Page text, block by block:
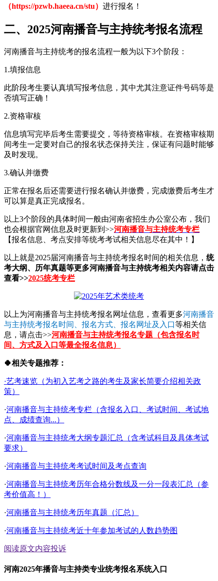
（https://pzwb.haeea.cn/stu） 进行报名！
二、2025河南播音与主持统考报名流程
河南播音与主持统考的报名流程一般为以下3个阶段：
1.填报信息
此阶段考生要认真填写报考信息，其中尤其注意证件号码等是
否填写正确！
2.资格审核
信息填写完毕后考生需要提交，等待资格审核。在资格审核期
间考生一定要对自己的报名状态保持关注，保证有问题时能够
及时发现。
3.确认并缴费
正常在报名后还需要进行报名确认并缴费，完成缴费后考生才
可以算是真正完成报名。
以上3个阶段的具体时间一般由河南省招生办公室公布，我们
也会根据官网信息及时更新到>>河南播音与主持统考专栏
【报名信息、考点安排等统考考试相关信息尽在其中！】
以上就是2025届河南播音与主持统考报名时间的相关信息， 统
考大纲、历年真题等更多河南播音与主持统考相关内容请点击
查看>>2025统考专栏
以上为河南播音与主持统考报名网址信息，查看更多河南播音
与主持统考报名时间、报名方式、报名网址及入口等相关信
息，请点击>>河南播音与主持统考报名专题（包含报名时
间、方式及入口等最全报名信息）
🍀相关专题推荐：
·艺考速览（为初入艺考之路的考生及家长简要介绍相关政
策）
·河南播音与主持统考专栏（含报名入口、考试时间、考试地
点、成绩查询...）
·河南播音与主持统考大纲专题汇总（含考试科目及具体考试
要求）
·河南播音与主持统考考试时间及考点查询
·河南播音与主持统考历年合格分数线及一分一段表汇总（参
考价值高！）
·河南播音与主持统考历年真题（汇总）
·河南播音与主持统考近十年参加考试的人数趋势图
阅读原文内容投诉
河南2025年播音与主持类专业统考报名系统入口